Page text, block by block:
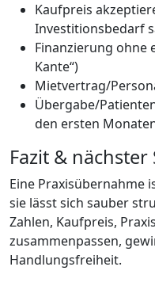
Kaufpreis
Investitionsbedarf
Finanzierung ohne
Kante“)
Mietvertrag/
Übergabe/
den ersten
Fazit &
Eine Praxisübernahme
sie lässt sich sauber
Zahlen, Kaufpreis,
zusammenpassen,
Handlungsfreiheit.